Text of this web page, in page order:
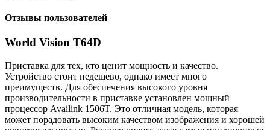
Отзывы пользователей
World Vision T64D
Приставка для тех, кто ценит мощность и качество.
Устройство стоит недешево, однако имеет много
преимуществ. Для обеспечения высокого уровня
производительности в приставке установлен мощный
процессор Availink 1506T. Это отличная модель, которая
может порадовать высоким качеством изображения и хорошей